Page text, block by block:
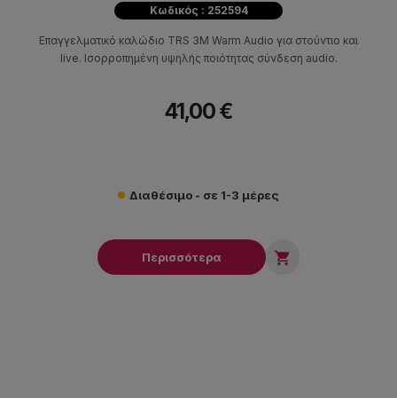
Κωδικός : 252594
Επαγγελματικό καλώδιο TRS 3M Warm Audio για στούντιο και
live. Ισορροπημένη υψηλής ποιότητας σύνδεση audio.
41,00 €
Διαθέσιμο - σε 1-3 μέρες
Περισσότερα 